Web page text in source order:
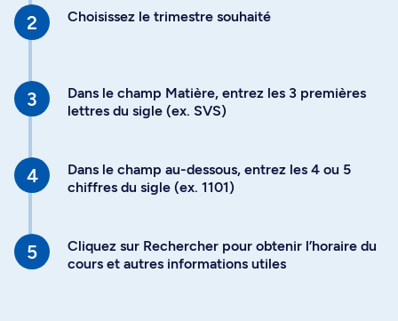
Choisissez le trimestre souhaité
Dans le champ Matière, entrez les 3 premières
lettres du sigle (ex. SVS)
Dans le champ au-dessous, entrez les 4 ou 5
chiffres du sigle (ex. 1101)
Cliquez sur Rechercher pour obtenir l’horaire du
cours et autres informations utiles